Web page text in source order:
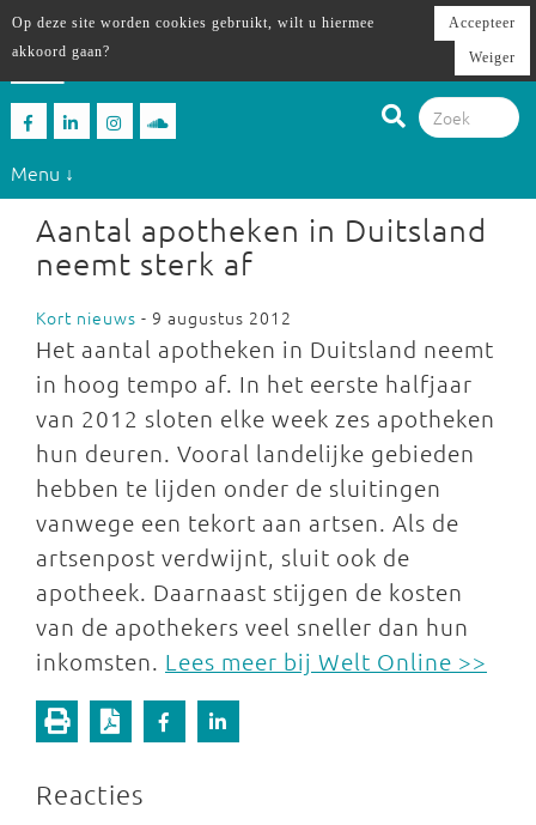
Menu ↓
Aantal apotheken in Duitsland
neemt sterk af
Kort nieuws - 9 augustus 2012
Het aantal apotheken in Duitsland neemt
in hoog tempo af. In het eerste halfjaar
van 2012 sloten elke week zes apotheken
hun deuren. Vooral landelijke gebieden
hebben te lijden onder de sluitingen
vanwege een tekort aan artsen. Als de
artsenpost verdwijnt, sluit ook de
apotheek. Daarnaast stijgen de kosten
van de apothekers veel sneller dan hun
inkomsten. Lees meer bij Welt Online >>
Reacties
Op deze site worden cookies gebruikt, wilt u hiermee
akkoord gaan?
Accepteer
Weiger